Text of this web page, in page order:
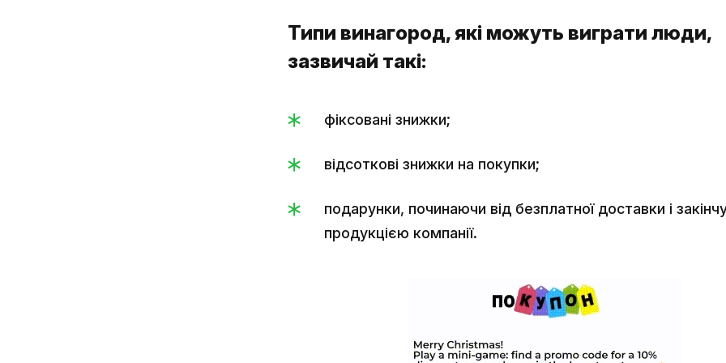
Типи винагород, які можуть виграти люди,
зазвичай такі:
фіксовані знижки;
відсоткові знижки на покупки;
подарунки, починаючи від безплатної доставки і
продукцією компанії.